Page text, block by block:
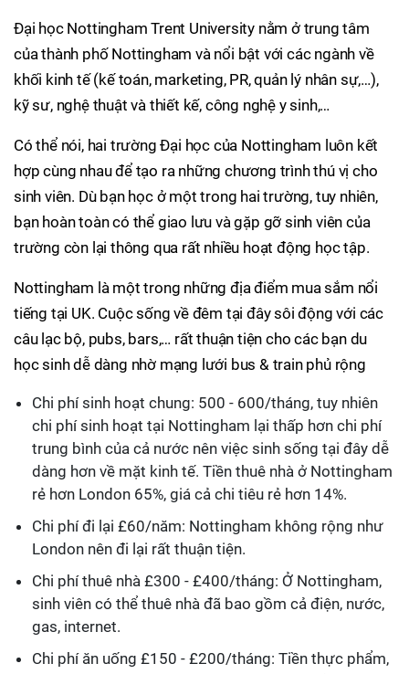
Đại học Nottingham Trent University nằm ở trung tâm
của thành phố Nottingham và nổi bật với các ngành về
khối kinh tế (kế toán, marketing, PR, quản lý nhân sự,…),
kỹ sư, nghệ thuật và thiết kế, công nghệ y sinh,…
Có thể nói, hai trường Đại học của Nottingham luôn kết
hợp cùng nhau để tạo ra những chương trình thú vị cho
sinh viên. Dù bạn học ở một trong hai trường, tuy nhiên,
bạn hoàn toàn có thể giao lưu và gặp gỡ sinh viên của
trường còn lại thông qua rất nhiều hoạt động học tập.
Nottingham là một trong những địa điểm mua sắm nổi
tiếng tại UK. Cuộc sống về đêm tại đây sôi động với các
câu lạc bộ, pubs, bars,… rất thuận tiện cho các bạn du
học sinh dễ dàng nhờ mạng lưới bus & train phủ rộng
Chi phí sinh hoạt chung: 500 - 600/tháng, tuy nhiên
chi phí sinh hoạt tại Nottingham lại thấp hơn chi phí
trung bình của cả nước nên việc sinh sống tại đây dễ
dàng hơn về mặt kinh tế. Tiền thuê nhà ở Nottingham
rẻ hơn London 65%, giá cả chi tiêu rẻ hơn 14%.
Chi phí đi lại £60/năm: Nottingham không rộng như
London nên đi lại rất thuận tiện.
Chi phí thuê nhà £300 - £400/tháng: Ở Nottingham,
sinh viên có thể thuê nhà đã bao gồm cả điện, nước,
gas, internet.
Chi phí ăn uống £150 - £200/tháng: Tiền thực phẩm,